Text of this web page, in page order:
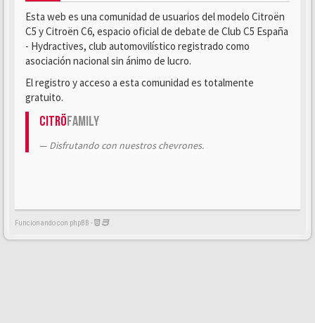
Esta web es una comunidad de usuarios del modelo Citroën
C5 y Citroën C6, espacio oficial de debate de Club C5 España
- Hydractives, club automovilístico registrado como
asociación nacional sin ánimo de lucro.
El registro y acceso a esta comunidad es totalmente
gratuito.
CitröFamily
Disfrutando con nuestros chevrones.
Funcionando con phpBB -